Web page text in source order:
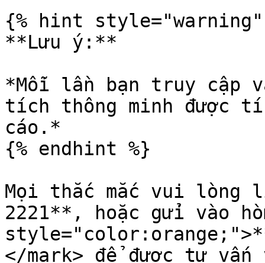
{% hint style="warning"
**Lưu ý:**
*Mỗi lần bạn truy cập
tích thông minh được
cáo.*
{% endhint %}
Mọi thắc mắc vui lòng
2221**, hoặc gửi vào